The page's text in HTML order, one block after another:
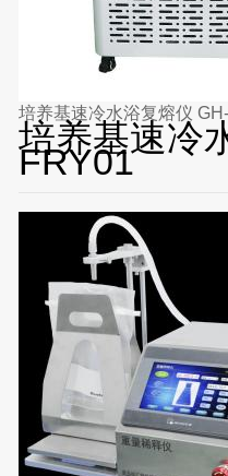
培养基速
培养基速冷
FRY01